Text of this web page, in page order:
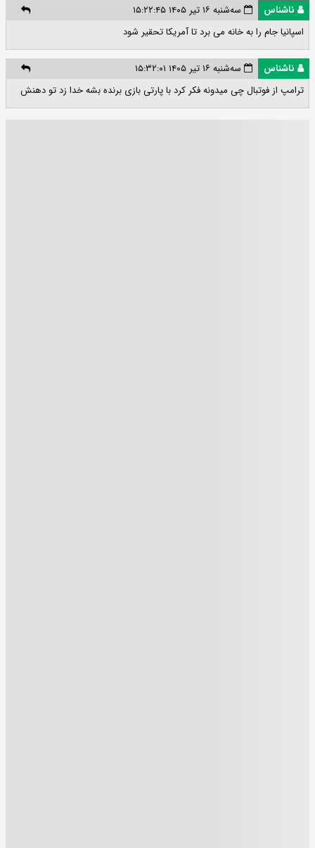
ناشناس
سه‌شنبه ۱۶ تیر ۱۴۰۵ ۱۵:۲۲:۴۵
اسپانیا جام را به خانه می برد تا آمریکا تحقیر شود
ناشناس
سه‌شنبه ۱۶ تیر ۱۴۰۵ ۱۵:۳۲:۰۱
ترامپ از فوتبال چی میدونه فکر کرد با پارتی بازی برنده بشه خدا زد تو دهنش